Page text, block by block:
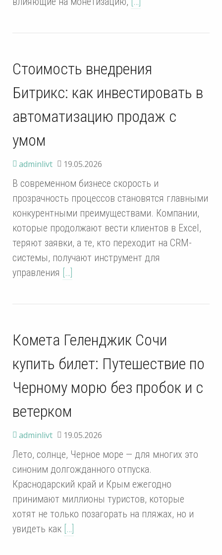
Стоимость внедрения
Битрикс: как инвестировать в
автоматизацию продаж с
умом
adminlivt 19.05.2026
В современном бизнесе скорость и
прозрачность процессов становятся главными
конкурентными преимуществами. Компании,
которые продолжают вести клиентов в Excel,
теряют заявки, а те, кто переходит на CRM-
системы, получают инструмент для
управления […]
Комета Геленджик Сочи
купить билет: Путешествие по
Черному морю без пробок и с
ветерком
adminlivt 19.05.2026
Лето, солнце, Черное море — для многих это
синоним долгожданного отпуска.
Краснодарский край и Крым ежегодно
принимают миллионы туристов, которые
хотят не только позагорать на пляжах, но и
увидеть как […]